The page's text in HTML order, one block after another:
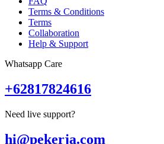
Terms & Conditions
Terms
Collaboration
Help & Support
Whatsapp Care
+62817824616
Need live support?
hi@pekerja.com